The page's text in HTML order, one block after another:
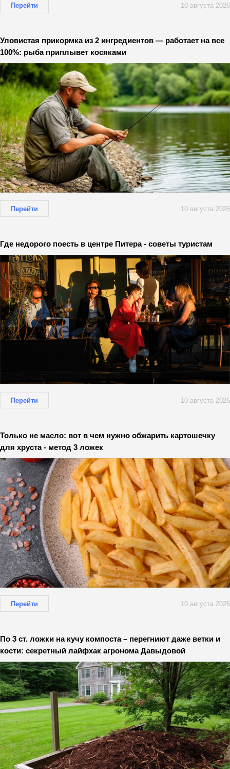
Перейти 10 августа 2026
Уловистая прикормка из 2 ингредиентов — работает на все
100%: рыба приплывет косяками
Перейти 10 августа 2026
Где недорого поесть в центре Питера - советы туристам
Перейти 10 августа 2026
Только не масло: вот в чем нужно обжарить картошечку
для хруста - метод 3 ложек
Перейти 10 августа 2026
По 3 ст. ложки на кучу компоста – перегниют даже ветки и
кости: секретный лайфхак агронома Давыдовой